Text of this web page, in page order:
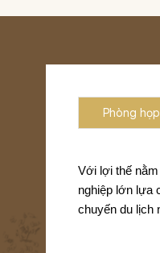
Phòng
Với lợi thế
nghiệp lớn lựa
chuyến du lịch